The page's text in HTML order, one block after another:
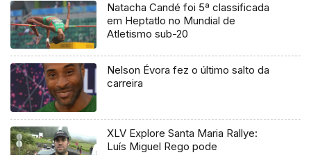
Natacha Candé foi 5ª classificada
em Heptatlo no Mundial de
Atletismo sub-20
Nelson Évora fez o último salto da
carreira
XLV Explore Santa Maria Rallye:
Luís Miguel Rego pode